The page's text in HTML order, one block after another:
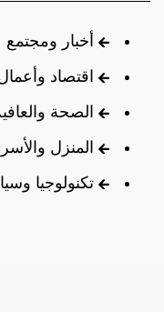
أخبار ومجتمع
اقتصاد
الصحة
المنزل
تكنولوجيا